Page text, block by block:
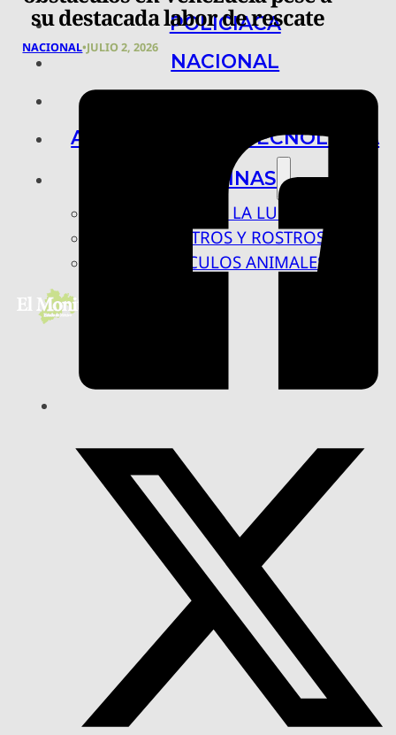
POLICIACA
NACIONAL
ARTE, CIENCIA Y TECNOLOGÍA
COLUMNAS
BAJO LA LUPA
RASTROS Y ROSTROS
VÍNCULOS ANIMALES
su destacada labor de rescate
NACIONAL•JULIO 2, 2026